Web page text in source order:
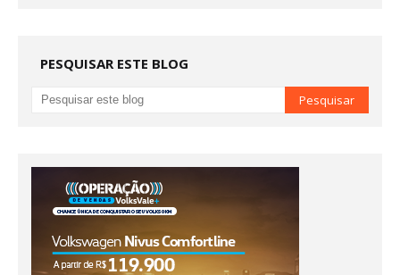
PESQUISAR ESTE BLOG